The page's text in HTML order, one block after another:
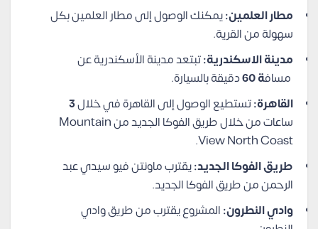
مطار العلمين:يمكنك الوصول إلى مطار العلمين بكل
سهولة من القرية.
مدينة الاسكندرية:تبتعد مدينة الأسكندرية عن
مسافة 60
دقيقة بالسيارة.
القاهرة:تستطيع الوصول إلى القاهرة في خلال3
ساعات من خلال طريق الفوكا الجديد من Mountain
View North Coast.
طريق الفوكا الجديد:يقترب ماونتن فيو سيدي عبد
الرحمن من طريق الفوكا الجديد.
وادي النطرون:المشروع يقترب من طريق وادي